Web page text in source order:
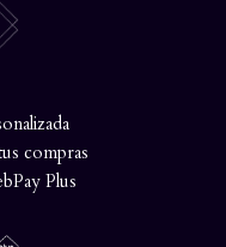
compras
Plus